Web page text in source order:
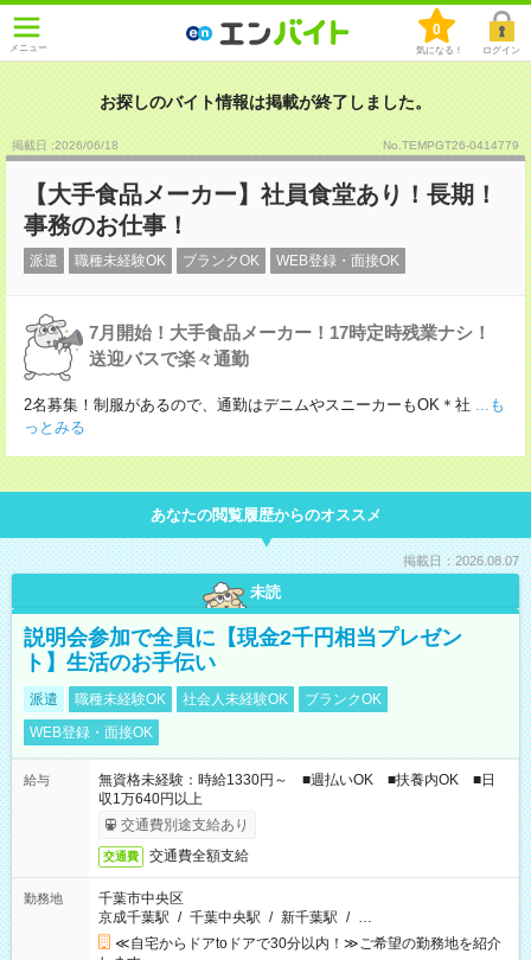
メニュー
0
気になる！ ログイン
お探しのバイト情報は掲載が終了しました。
掲載日 :2026/06/18 No.TEMPGT26-0414779
【大手食品メーカー】社員食堂あり！長期！
事務のお仕事！
派遣 職種未経験OK ブランクOK WEB登録・面接OK
7月開始！大手食品メーカー！17時定時残業ナシ！
送迎バスで楽々通勤
2名募集！制服があるので、通勤はデニムやスニーカーもOK＊社 ...も
っとみる
あなたの閲覧履歴からのオススメ
掲載日：2026.08.07
未読
説明会参加で全員に【現金2千円相当プレゼン
ト】生活のお手伝い
派遣 職種未経験OK 社会人未経験OK
ブランクOK
WEB登録・面接OK
給与
無資格未経験：時給1330円～ ■週払いOK ■扶養内OK ■日
収1万640円以上
交通費別途支給あり
交通費 交通費全額支給
勤務地
千葉市中央区
京成千葉駅 / 千葉中央駅 / 新千葉駅 / …
≪自宅からドアtoドアで30分以内！≫ご希望の勤務地を紹介